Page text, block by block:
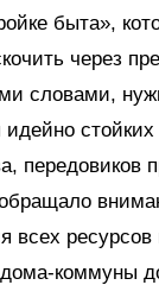
быта»,
через
словами,
передовиков
всех
коммуны